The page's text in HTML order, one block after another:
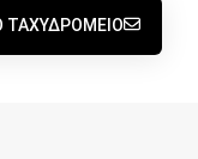
ΤΑΧΥΔΡΟΜΕΊΟ